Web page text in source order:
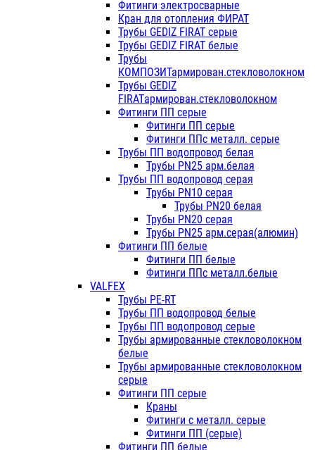
Фитинги электросварные
Кран для отопления ФИРАТ
Трубы GEDIZ FIRAT серые
Трубы GEDIZ FIRAT белые
Трубы
КОМПОЗИТармирован.стекловолокном
Трубы GEDIZ
FIRATармирован.стекловолокном
Фитинги ПП серые
Фитинги ПП серые
Фитинги ППс металл. серые
Трубы ПП водопровод белая
Трубы PN25 арм.белая
Трубы ПП водопровод серая
Трубы PN10 серая
Трубы PN20 белая
Трубы PN20 серая
Трубы PN25 арм.серая(алюмин)
Фитинги ПП белые
Фитинги ПП белые
Фитинги ППс металл.белые
VALFEX
Трубы PE-RT
Трубы ПП водопровод белые
Трубы ПП водопровод серые
Трубы армированные стекловолокном
белые
Трубы армированные стекловолокном
серые
Фитинги ПП серые
Краны
Фитинги с металл. серые
Фитинги ПП (серые)
Фитинги ПП белые